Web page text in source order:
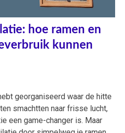
hoe ramen en
kunnen
georganiseerd waar de hitte
smachtten naar frisse lucht,
een game-changer is. Maar